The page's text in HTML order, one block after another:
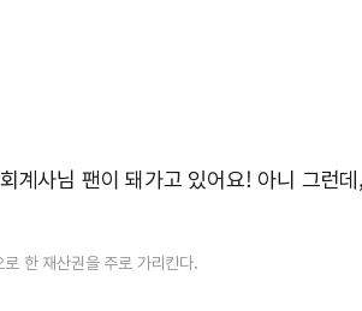
계사님 팬이 돼가고 있어요! 아니 그런
한 재산권을 주로 가리킨다.